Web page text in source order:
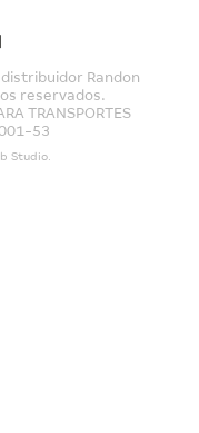
Randon
reservados.
TRANSPORTES
53
Studio.